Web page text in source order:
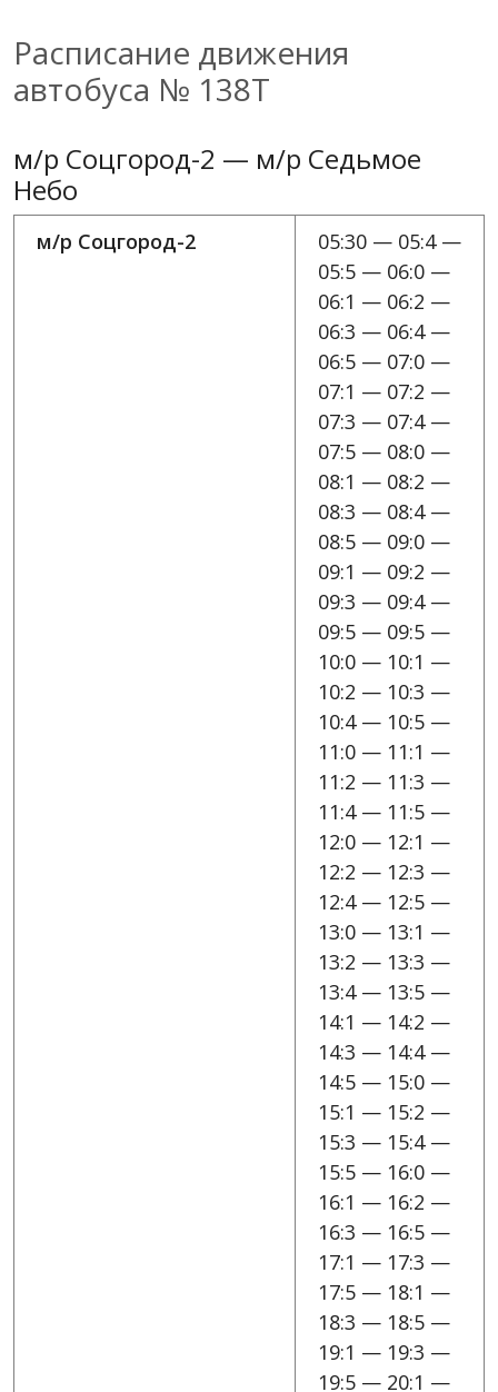
Расписание движения
автобуса № 138Т
м/р Соцгород-2 — м/р Седьмое
Небо
м/р Соцгород-2
05:30 — 05:4 —
05:5 — 06:0 —
06:1 — 06:2 —
06:3 — 06:4 —
06:5 — 07:0 —
07:1 — 07:2 —
07:3 — 07:4 —
07:5 — 08:0 —
08:1 — 08:2 —
08:3 — 08:4 —
08:5 — 09:0 —
09:1 — 09:2 —
09:3 — 09:4 —
09:5 — 09:5 —
10:0 — 10:1 —
10:2 — 10:3 —
10:4 — 10:5 —
11:0 — 11:1 —
11:2 — 11:3 —
11:4 — 11:5 —
12:0 — 12:1 —
12:2 — 12:3 —
12:4 — 12:5 —
13:0 — 13:1 —
13:2 — 13:3 —
13:4 — 13:5 —
14:1 — 14:2 —
14:3 — 14:4 —
14:5 — 15:0 —
15:1 — 15:2 —
15:3 — 15:4 —
15:5 — 16:0 —
16:1 — 16:2 —
16:3 — 16:5 —
17:1 — 17:3 —
17:5 — 18:1 —
18:3 — 18:5 —
19:1 — 19:3 —
19:5 — 20:1 —